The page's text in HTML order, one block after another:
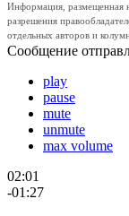
Информация, размещенная
разрешения
отдельных авторов и
Сообщение
play
pause
mute
unmute
max volume
02:01
-01:27